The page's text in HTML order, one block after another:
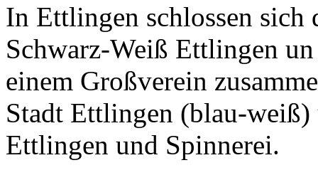
In Ettlingen schlossen
Schwarz-Weiß Ettlingen
einem Großverein
Stadt Ettlingen (blau-
Ettlingen und Spinnerei.